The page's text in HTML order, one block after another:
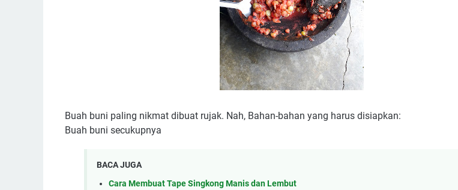
Buah buni paling nikmat dibuat rujak. Nah, Bahan-bahan yang harus disiapkan:
Buah buni secukupnya
BACA JUGA
Cara Membuat Tape Singkong Manis dan Lembut